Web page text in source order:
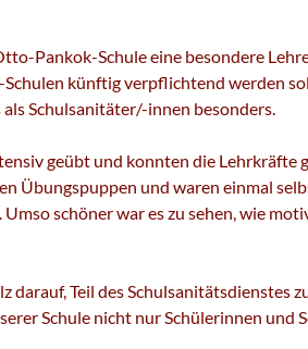
Pankok-Schule eine besondere
künftig verpflichtend werden
Schulsanitäter/-innen besonders.
geübt und konnten die
Übungspuppen und waren einmal
schöner war es zu sehen, wie
darauf, Teil des
Schule nicht nur Schülerinnen und